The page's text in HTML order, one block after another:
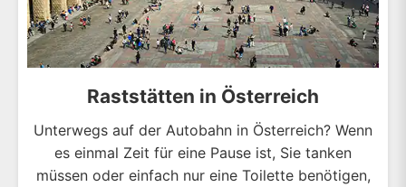
Raststätten in Österreich
Unterwegs auf der Autobahn in Österreich? Wenn
es einmal Zeit für eine Pause ist, Sie tanken
müssen oder einfach nur eine Toilette benötigen,